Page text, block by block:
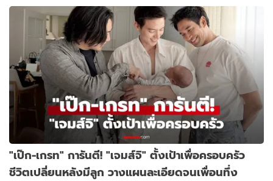
"เป๊ก-เกรท" การันตี! "เจมส์จิ" ตั้งเป้าเพื่อครอบครัว
ชีวิตเปลี่ยนหลังมีลูก วางแผนละเอียดจนเพื่อนทึ่ง